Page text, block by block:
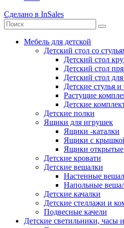
Сделано в InSales
Мебель для детской
Детский стол со
Детский стол
Детский стол
Детский стол
Детские стулья и
Растущие
Детские
Детские полки
Ящики для игрушек
Ящики -каталки
Ящики с
Ящики открытые
Детские кровати
Детские вешалки
Настенные
Напольные
Детские качалки
Детские стеллажи и
Подвесные качели
Детские светильники, часы